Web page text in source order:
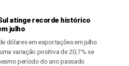
atinge recorde histórico
julho
dólares em exportações em julho
variação positiva de 20,7% se
período do ano passado